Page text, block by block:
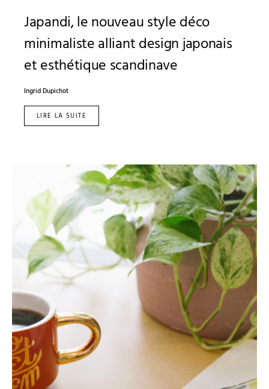
Japandi, le nouveau style déco
minimaliste alliant design japonais
et esthétique scandinave
Ingrid Dupichot
LIRE LA SUITE